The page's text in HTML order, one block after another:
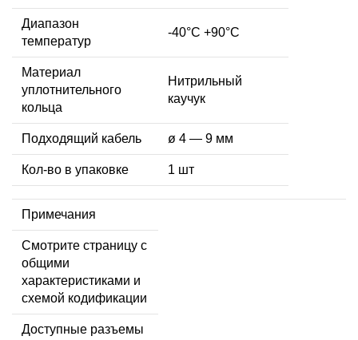
Диапазон
температур
-40°C +90°C
Материал
уплотнительного
кольца
Нитрильный
каучук
Подходящий кабель ø 4 — 9 мм
Кол-во в упаковке 1 шт
Примечания
Смотрите страницу с
общими
характеристиками и
схемой кодификации
Доступные разъемы